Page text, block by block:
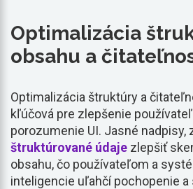
Optimalizácia
obsahu a
Optimalizácia štruktúry a
kľúčová pre zlepšenie
porozumenie UI. Jasné nadpisy,
štruktúrované údaje zlepšiť
obsahu, čo používateľom a
inteligencie uľahčí pochopenie a